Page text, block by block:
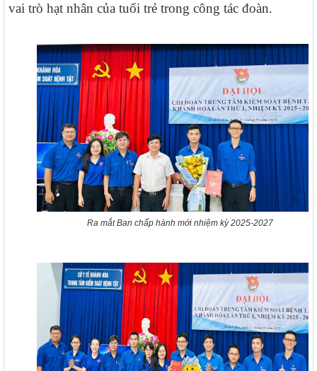
vai trò hạt nhân của tuổi trẻ trong công tác đoàn.
Ra mắt Ban chấp hành mới nhiệm kỳ 2025-2027